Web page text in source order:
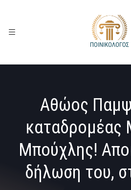
Αθώος
καταδρομέας
Μπούχλης!
δήλωση του,